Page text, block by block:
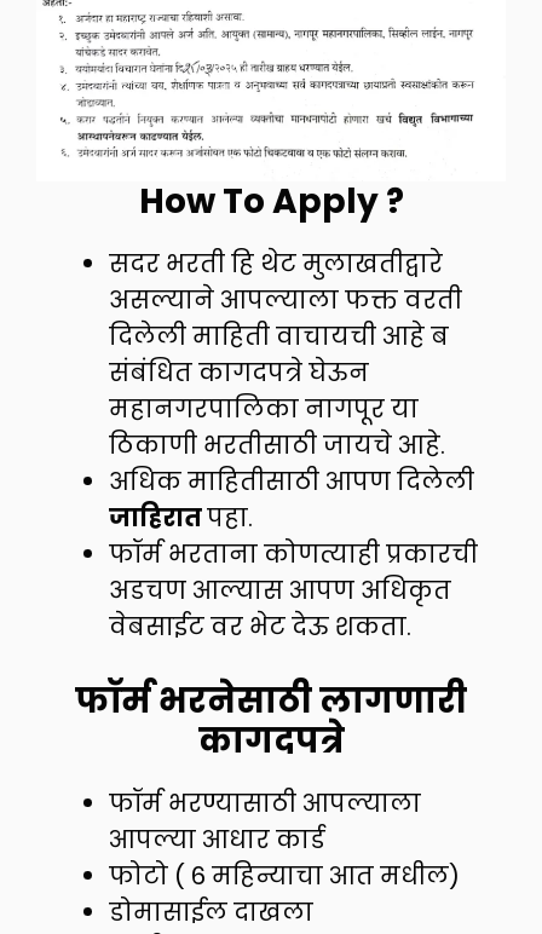
How To Apply ?
सदर भरती हि थेट मुलाखतीद्वारे
असल्याने आपल्याला फक्त वरती
दिलेली माहिती वाचायची आहे ब
संबंधित कागदपत्रे घेऊन
महानगरपालिका नागपूर या
ठिकाणी भरतीसाठी जायचे आहे.
अधिक माहितीसाठी आपण दिलेली
जाहिरातपहा.
फॉर्म भरताना कोणत्याही प्रकारची
अडचण आल्यास आपण अधिकृत
वेबसाईट वर भेट देऊ शकता.
फॉर्म भरनेसाठी लागणारी
कागदपत्रे
फॉर्म भरण्यासाठी आपल्याला
आपल्या आधार कार्ड
फोटो ( 6 महिन्याचा आत मधील)
डोमासाईल दाखला